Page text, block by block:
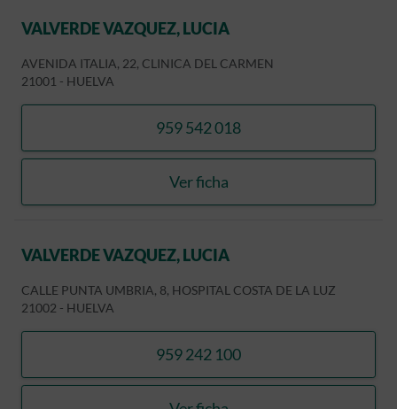
VALVERDE VAZQUEZ, LUCIA
AVENIDA ITALIA, 22, CLINICA DEL CARMEN
21001 - HUELVA
959 542 018
llamar VALVERDE
Ver ficha
VALVERDE VAZQUEZ,
VALVERDE VAZQUEZ, LUCIA
CALLE PUNTA UMBRIA, 8, HOSPITAL COSTA DE LA LUZ
21002 - HUELVA
959 242 100
llamar VALVERDE